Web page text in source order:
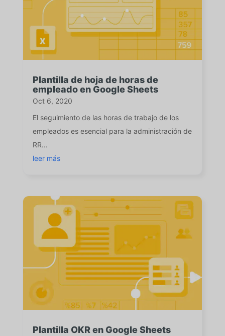
Plantilla de hoja de horas de
empleado en Google Sheets
Oct 6, 2020
El seguimiento de las horas de trabajo de los
empleados es esencial para la administración de
RR...
leer más
Plantilla OKR en Google Sheets